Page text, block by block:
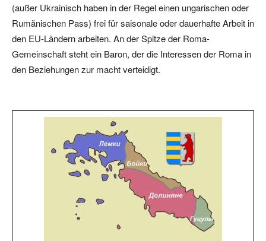
(außer Ukrainisch haben in der Regel einen ungarischen oder
Rumänischen Pass) frei für saisonale oder dauerhafte Arbeit in
den EU-Ländern arbeiten. An der Spitze der Roma-
Gemeinschaft steht ein Baron, der die Interessen der Roma in
den Beziehungen zur macht verteidigt.